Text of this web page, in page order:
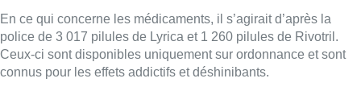
En ce qui concerne les médicaments, il s’agirait d’après la
police de 3 017 pilules de Lyrica et 1 260 pilules de Rivotril.
Ceux-ci sont disponibles uniquement sur ordonnance et sont
connus pour les effets addictifs et déshinibants.